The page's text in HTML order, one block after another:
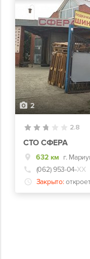
2
2.8
СТО СФЕРА
632 км г.
(062) 953-04-ХХ
Закрыто: